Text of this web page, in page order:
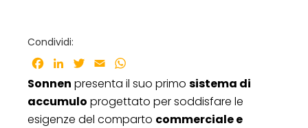
Condividi:
Facebook
LinkedInTwitter
Email
Sonnen presenta il suo primo sistema di
accumulo progettato per soddisfare le
esigenze del comparto commerciale e